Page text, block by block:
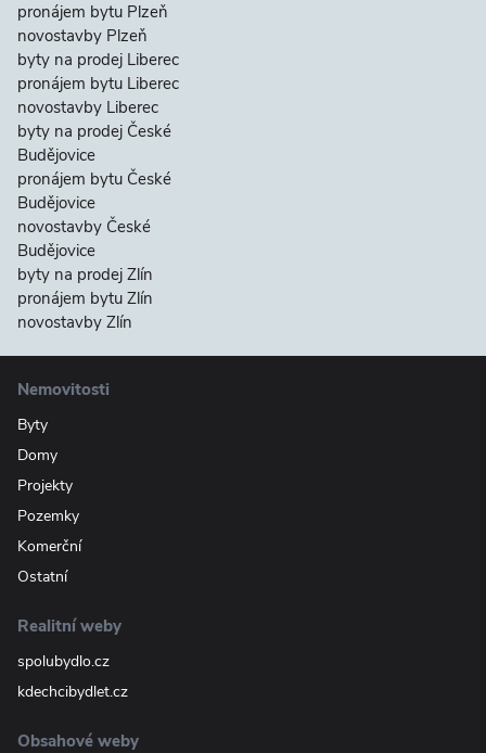
pronájem bytu Plzeň
novostavby Plzeň
byty na prodej Liberec
pronájem bytu Liberec
novostavby Liberec
byty na prodej České
Budějovice
pronájem bytu České
Budějovice
novostavby České
Budějovice
byty na prodej Zlín
pronájem bytu Zlín
novostavby Zlín
Nemovitosti
Byty
Domy
Projekty
Pozemky
Komerční
Ostatní
Realitní weby
spolubydlo.cz
kdechcibydlet.cz
Obsahové weby